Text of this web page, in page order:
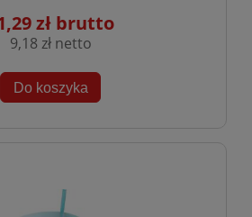
zł
9,18 zł
Do koszyka